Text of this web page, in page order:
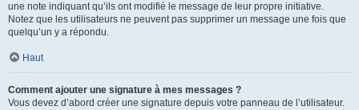
une note indiquant qu’ils ont modifié le message de leur propre initiative.
Notez que les utilisateurs ne peuvent pas supprimer un message une fois que
quelqu’un y a répondu.
Haut
Comment ajouter une signature à mes messages ?
Vous devez d’abord créer une signature depuis votre panneau de l’utilisateur.